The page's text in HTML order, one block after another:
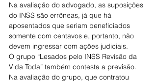
Na avaliação do advogado, as suposições
do INSS são errôneas, já que há
aposentados que seriam beneficiados
somente com centavos e, portanto, não
devem ingressar com ações judiciais.
O grupo “Lesados pelo INSS Revisão da
Vida Toda” também contesta a previsão.
Na avaliação do grupo, que contratou